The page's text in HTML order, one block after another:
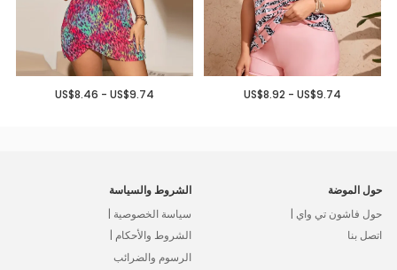
US$8.92 - US$9.74
US$8.46 - US$9.74
حول الموضة
حول فاشون تي واي |
اتصل بنا
الشروط والسياسة
سياسة الخصوصية |
الشروط والأحكام |
الرسوم والضرائب